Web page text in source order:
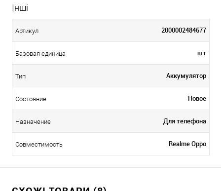
Інші
Артикул 2000002484677
Базовая единица шт
Тип Аккумулятор
Состояние Новое
Назначение Для телефона
Совместимость Realme Oppo